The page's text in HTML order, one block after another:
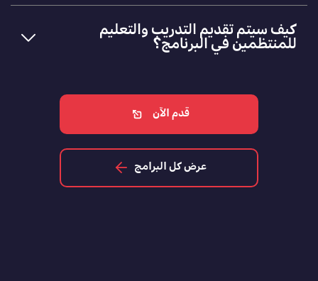
كيف سيتم تقديم التدريب والتعليم
للمنتظمين في البرنامج؟
قدم الآن
عرض كل البرامج